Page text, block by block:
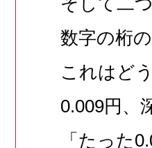
数字の桁
これはど
0.009円、
「たった